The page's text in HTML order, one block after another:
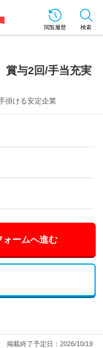
閲覧履歴 検索
賞与2回/手当充実
掛ける安定企業
ームへ進む
掲載終了予定日：2026/10/19